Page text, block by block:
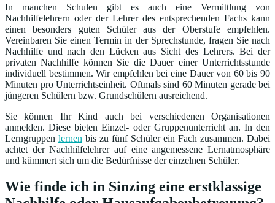
In manchen Schulen gibt es auch eine Vermittlung von
Nachhilfelehrern oder der Lehrer des entsprechenden Fachs kann
einen besonders guten Schüler aus der Oberstufe empfehlen.
Vereinbaren Sie einen Termin in der Sprechstunde, fragen Sie nach
Nachhilfe und nach den Lücken aus Sicht des Lehrers. Bei der
privaten Nachhilfe können Sie die Dauer einer Unterrichtsstunde
individuell bestimmen. Wir empfehlen bei eine Dauer von 60 bis 90
Minuten pro Unterrichtseinheit. Oftmals sind 60 Minuten gerade bei
jüngeren Schülern bzw. Grundschülern ausreichend.
Sie können Ihr Kind auch bei verschiedenen Organisationen
anmelden. Diese bieten Einzel- oder Gruppenunterricht an. In den
Lerngruppen lernen bis zu fünf Schüler ein Fach zusammen. Dabei
achtet der Nachhilfelehrer auf eine angemessene Lernatmosphäre
und kümmert sich um die Bedürfnisse der einzelnen Schüler.
Wie finde ich in Sinzing eine erstklassige